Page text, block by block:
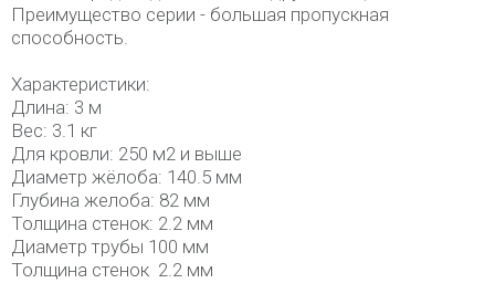
Преимущество серии - большая пропускная
способность.
Характеристики:
Длина: 3 м
Вес: 3.1 кг
Для кровли: 250 м2 и выше
Диаметр жёлоба: 140.5 мм
Глубина желоба: 82 мм
Толщина стенок: 2.2 мм
Диаметр трубы 100 мм
Толщина стенок 2.2 мм